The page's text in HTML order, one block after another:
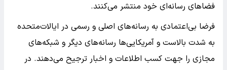
فضاهای رسانه‌ای خود منتشر می‌کنند.
فرضا بی‌اعتمادی به رسانه‌های اصلی و رسمی در ایالات‌متحده
به شدت بالاست و آمریکایی‌ها رسانه‌های دیگر و شبکه‌های
مجازی را جهت کسب اطلاعات و اخبار ترجیح می‌دهند. در